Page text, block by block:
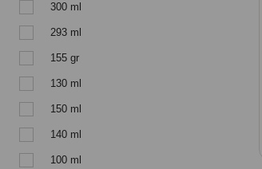
300 ml
293 ml
155 gr
130 ml
150 ml
140 ml
100 ml